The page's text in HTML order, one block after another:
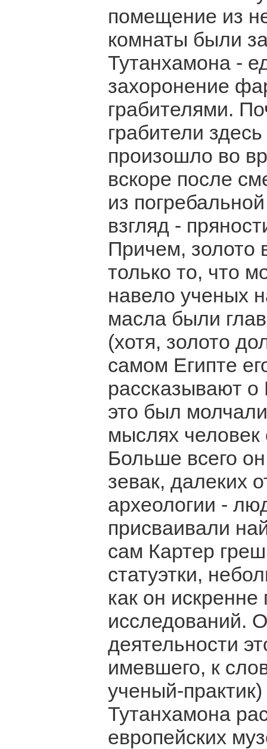
помещение из
комнаты были
Тутанхамона -
захоронение
грабителями.
грабители
произошло во
вскоре после
из
взгляд -
Причем, золото
только то, что
навело ученых
масла были
(хотя, золото
самом Египте
рассказывают о
это был
мыслях
Больше всего
зевак, далеких
археологии -
присваивали
сам Картер
статуэтки,
как он
исследований.
деятельности
имевшего, к
ученый-
Тутанхамона
европейских